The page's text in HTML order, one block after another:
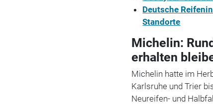
Deutsche
Standorte
Michelin:
erhalten
Michelin hatte im
Karlsruhe und Trier
Neureifen- und